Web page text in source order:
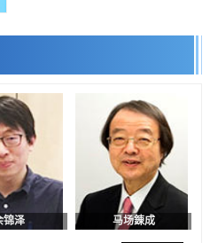
，但与中美德仍有较大差距
目标为死亡人数至少减半，重点强
应的机制，阐明即便DNA相同反应
药给药的安全性，在转移性尿路上皮
新白皮书》，解读第七期基本计划
鸥 安宁
锦泽 马场錬成